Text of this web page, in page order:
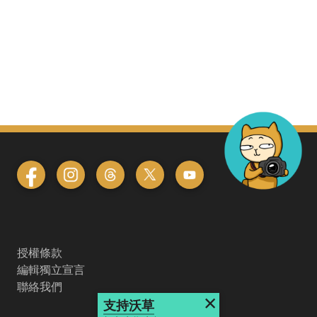
授權條款
編輯獨立宣言
聯絡我們
支持沃草 ×